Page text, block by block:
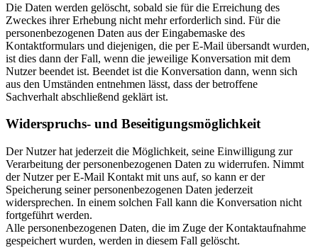
Die Daten werden gelöscht, sobald sie für die Erreichung des
Zweckes ihrer Erhebung nicht mehr erforderlich sind. Für die
personenbezogenen Daten aus der Eingabemaske des
Kontaktformulars und diejenigen, die per E-Mail übersandt wurden,
ist dies dann der Fall, wenn die jeweilige Konversation mit dem
Nutzer beendet ist. Beendet ist die Konversation dann, wenn sich
aus den Umständen entnehmen lässt, dass der betroffene
Sachverhalt abschließend geklärt ist.
Widerspruchs- und Beseitigungsmöglichkeit
Der Nutzer hat jederzeit die Möglichkeit, seine Einwilligung zur
Verarbeitung der personenbezogenen Daten zu widerrufen. Nimmt
der Nutzer per E-Mail Kontakt mit uns auf, so kann er der
Speicherung seiner personenbezogenen Daten jederzeit
widersprechen. In einem solchen Fall kann die Konversation nicht
fortgeführt werden.
Alle personenbezogenen Daten, die im Zuge der Kontaktaufnahme
gespeichert wurden, werden in diesem Fall gelöscht.